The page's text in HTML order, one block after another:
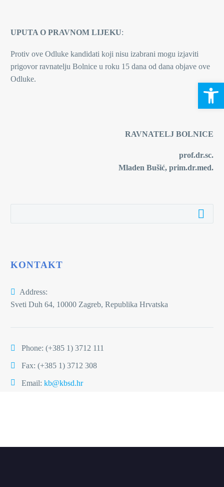
UPUTA O PRAVNOM LIJEKU:
Protiv ove Odluke kandidati koji nisu izabrani mogu izjaviti
prigovor ravnatelju Bolnice u roku 15 dana od dana objave ove
Odluke.
RAVNATELJ BOLNICE
prof.dr.sc.
Mladen Bušić, prim.dr.med.
KONTAKT
Address:
Sveti Duh 64, 10000 Zagreb, Republika Hrvatska
Phone: (+385 1) 3712 111
Fax: (+385 1) 3712 308
Email: kb@kbsd.hr